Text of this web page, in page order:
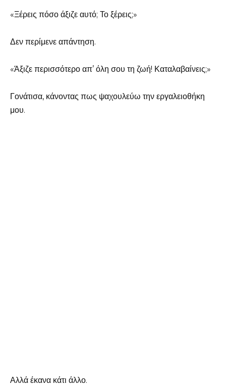
«Ξέρεις πόσο άξιζε αυτό; Το ξέρεις;»
Δεν περίμενε απάντηση.
«Άξιζε περισσότερο απ’ όλη σου τη ζωή! Καταλαβαίνεις;»
Γονάτισα, κάνοντας πως ψαχουλεύω την εργαλειοθήκη
μου.
Αλλά έκανα κάτι άλλο.